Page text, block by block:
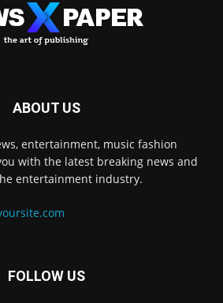
ABOUT US
entertainment, music fashion
with the latest breaking news and
entertainment industry.
FOLLOW US